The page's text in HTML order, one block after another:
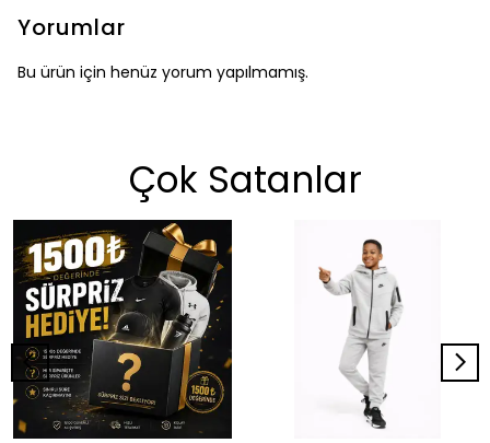
Yorumlar
Bu ürün için henüz yorum yapılmamış.
Çok Satanlar